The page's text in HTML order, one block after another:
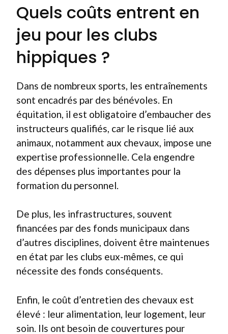
Quels coûts entrent en
jeu pour les clubs
hippiques ?
Dans de nombreux sports, les entraînements
sont encadrés par des bénévoles. En
équitation, il est obligatoire d’embaucher des
instructeurs qualifiés, car le risque lié aux
animaux, notamment aux chevaux, impose une
expertise professionnelle. Cela engendre
des dépenses plus importantes pour la
formation du personnel.
De plus, les infrastructures, souvent
financées par des fonds municipaux dans
d’autres disciplines, doivent être maintenues
en état par les clubs eux-mêmes, ce qui
nécessite des fonds conséquents.
Enfin, le coût d’entretien des chevaux est
élevé : leur alimentation, leur logement, leur
soin. Ils ont besoin de couvertures pour